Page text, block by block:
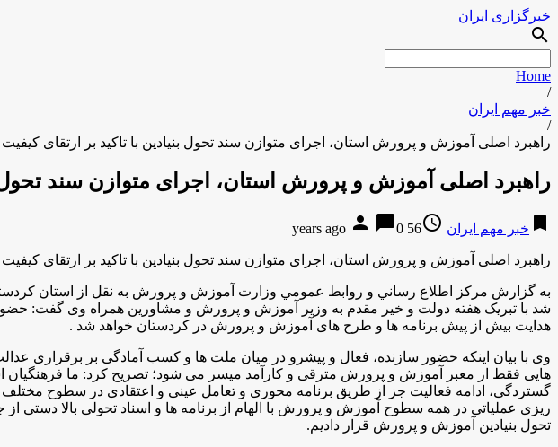
خبرگزاری ایران
search
Home
/
خبر مهم ایران
/
راهبرد اصلی آموزش و پرورش استان، اجرای متوازن سند تحول بنیادین با تاکید بر ارتقای
راهبرد اصلی آموزش و پرورش استان، اجرای متوازن سند تحول
bookmark خبر مهم ایران access_time
56 years ago
person chat_bubble0
راهبرد اصلی آموزش و پرورش استان، اجرای متوازن سند تحول بنیادین با تاکید بر ارتقای
به گزارش مركز اطلاع رساني و روابط عمومي وزارت آموزش و پرورش به نقل از استان
شد با تبریک هفته دولت و خیر مقدم به وزیر آموزش و پرورش و مشاورین همراه وی گفت:
هدایت بیش از پیش برنامه ها و طرح های آموزش و پرورش در کردستان خواهد شد .
وی با بیان اینکه حضور سازنده، فعال و پیشرو در میان ملت ها و کسب آمادگی بر برقراری
هایی فقط از معبر آموزش و پرورش مترقی و کارآمد میسر می شود؛ تصریح کرد: ما فرهنگیان
گستردگی، ادامه فعالیت جز از طریق برنامه محوری و تعامل عینی و اعتقادی در سطوح مختلف
ریزی عملیاتی در همه سطوح آموزش و پرورش با الهام از برنامه ها و اسناد تحولی بالا
تحول بنیادین آموزش و پرورش قرار دادیم.